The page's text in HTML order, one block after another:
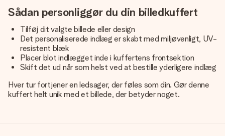
Sådan personliggør du din billedkuffert
Tilføj dit valgte billede eller design
Det personaliserede indlæg er skabt med miljøvenligt, UV-
resistent blæk
Placer blot indlægget inde i kuffertens frontsektion
Skift det ud når som helst ved at bestille yderligere indlæg
Hver tur fortjener en ledsager, der føles som din. Gør denne
kuffert helt unik med et billede, der betyder noget.